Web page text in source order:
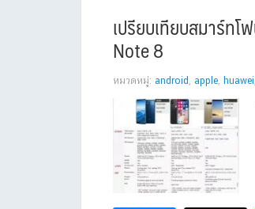
เปรียบเทียบสมาร์ทโ
Note 8
หมวดหมู่: android , apple, huawei